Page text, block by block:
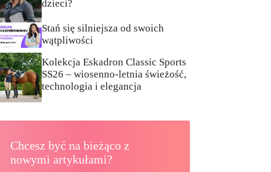
dzieci?
Stań się silniejsza od swoich
wątpliwości
Kolekcja Eskadron Classic Sports
SS26 – wiosenno-letnia świeżość,
technologia i elegancja
Chcesz być na bieżąco z
nowymi artykułami?